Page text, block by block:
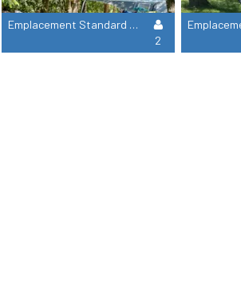
Emplacement Standard 90-110 M2, 2 Personnes + Electricité + Voiture
2